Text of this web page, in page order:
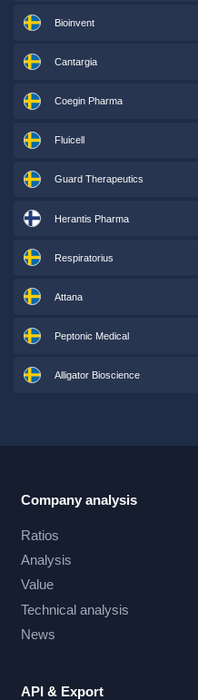
Bioinvent
Cantargia
Coegin Pharma
Fluicell
Guard Therapeutics
Herantis Pharma
Respiratorius
Attana
Peptonic Medical
Alligator Bioscience
Company analysis
Ratios
Analysis
Value
Technical analysis
News
API & Export